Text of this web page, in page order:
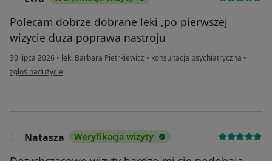
Polecam dobrze dobrane leki ,po pierwszej
wizycie duza poprawa nastroju
30 lipca 2026 • lek. Barbara Pietrkiewicz • konsultacja psychiatryczna •
w opinii użytkownika Ewa
zgłoś nadużycie
Natasza Weryfikacja wizyty